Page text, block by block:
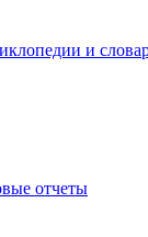
и
отчеты